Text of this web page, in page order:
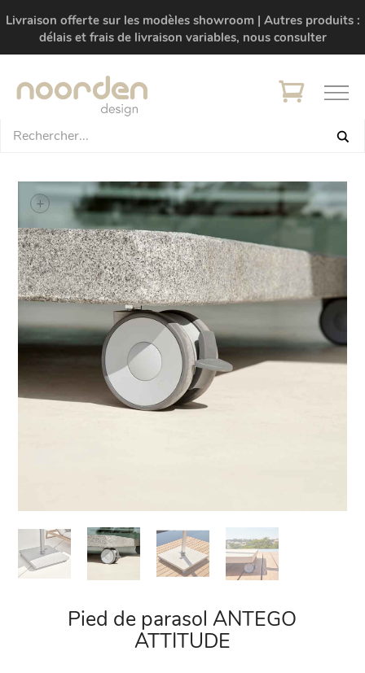
Livraison offerte sur les modèles showroom | Autres produits :
délais et frais de livraison variables, nous consulter
+
Pied de parasol ANTEGO
ATTITUDE